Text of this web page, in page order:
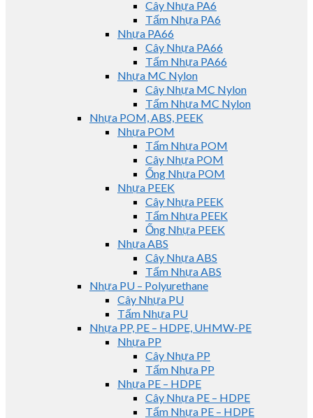
Cây Nhựa PA6
Tấm Nhựa PA6
Nhựa PA66
Cây Nhựa PA66
Tấm Nhựa PA66
Nhựa MC Nylon
Cây Nhựa MC Nylon
Tấm Nhựa MC Nylon
Nhựa POM, ABS, PEEK
Nhựa POM
Tấm Nhựa POM
Cây Nhựa POM
Ống Nhựa POM
Nhựa PEEK
Cây Nhựa PEEK
Tấm Nhựa PEEK
Ống Nhựa PEEK
Nhựa ABS
Cây Nhựa ABS
Tấm Nhựa ABS
Nhựa PU – Polyurethane
Cây Nhựa PU
Tấm Nhựa PU
Nhựa PP, PE – HDPE, UHMW-PE
Nhựa PP
Cây Nhựa PP
Tấm Nhựa PP
Nhựa PE – HDPE
Cây Nhựa PE – HDPE
Tấm Nhựa PE – HDPE